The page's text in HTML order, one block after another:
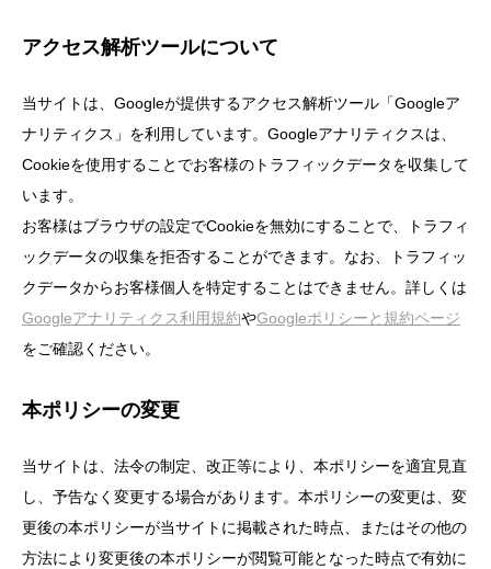
アクセス解析ツールについて
当サイトは、Googleが提供するアクセス解析ツール「Googleア
ナリティクス」を利用しています。Googleアナリティクスは、
Cookieを使用することでお客様のトラフィックデータを収集して
います。
お客様はブラウザの設定でCookieを無効にすることで、トラフィ
ックデータの収集を拒否することができます。なお、トラフィッ
クデータからお客様個人を特定することはできません。詳しくは
Googleアナリティクス利用規約やGoogleポリシーと規約ページ
をご確認ください。
本ポリシーの変更
当サイトは、法令の制定、改正等により、本ポリシーを適宜見直
し、予告なく変更する場合があります。本ポリシーの変更は、変
更後の本ポリシーが当サイトに掲載された時点、またはその他の
方法により変更後の本ポリシーが閲覧可能となった時点で有効に